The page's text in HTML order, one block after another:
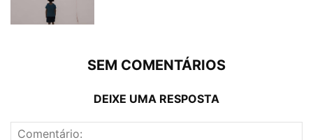
SEM COMENTÁRIOS
DEIXE UMA RESPOSTA